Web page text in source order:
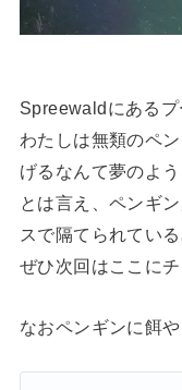
Spreewaldにあるプ
わたしは無類のペ
げるなんて夢のよう
とは言え、ペンギ
スで隔てられてい
ぜひ次回はここに
なおペンギンに餌